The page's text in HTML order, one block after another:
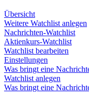
Übersicht
Weitere Watchlist anlegen
Nachrichten-Watchlist
Aktienkurs-Watchlist
Watchlist bearbeiten
Einstellungen
Was bringt eine
Watchlist anlegen
Was bringt eine